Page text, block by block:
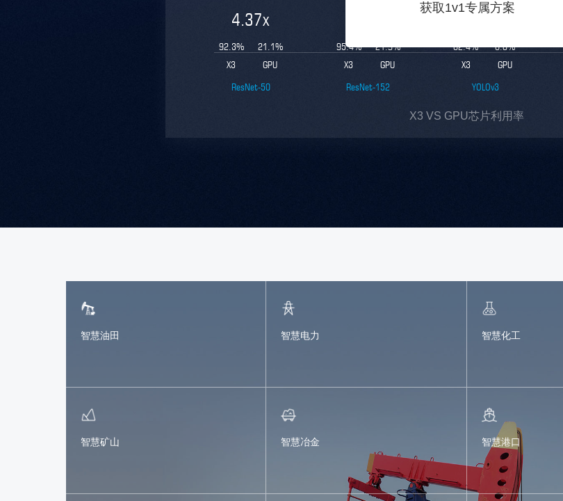
4.37x
92.3%
X3
21.1%
GPU
ResNet-50
95.4%
X3
21.9%
GPU
ResNet-152
12.10x
82.4%
X3
6.8%
GPU
YOLOv3
X3 VS GPU芯片利用率
智慧油田 智慧电力 智慧化工
智慧矿山 智慧冶金 智慧港口
获取1v1专属方案